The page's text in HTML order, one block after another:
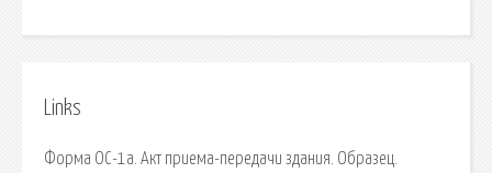
Links
Форма ОС-1а. Акт приема-передачи здания. Образец.